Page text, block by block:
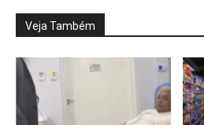
Veja Também